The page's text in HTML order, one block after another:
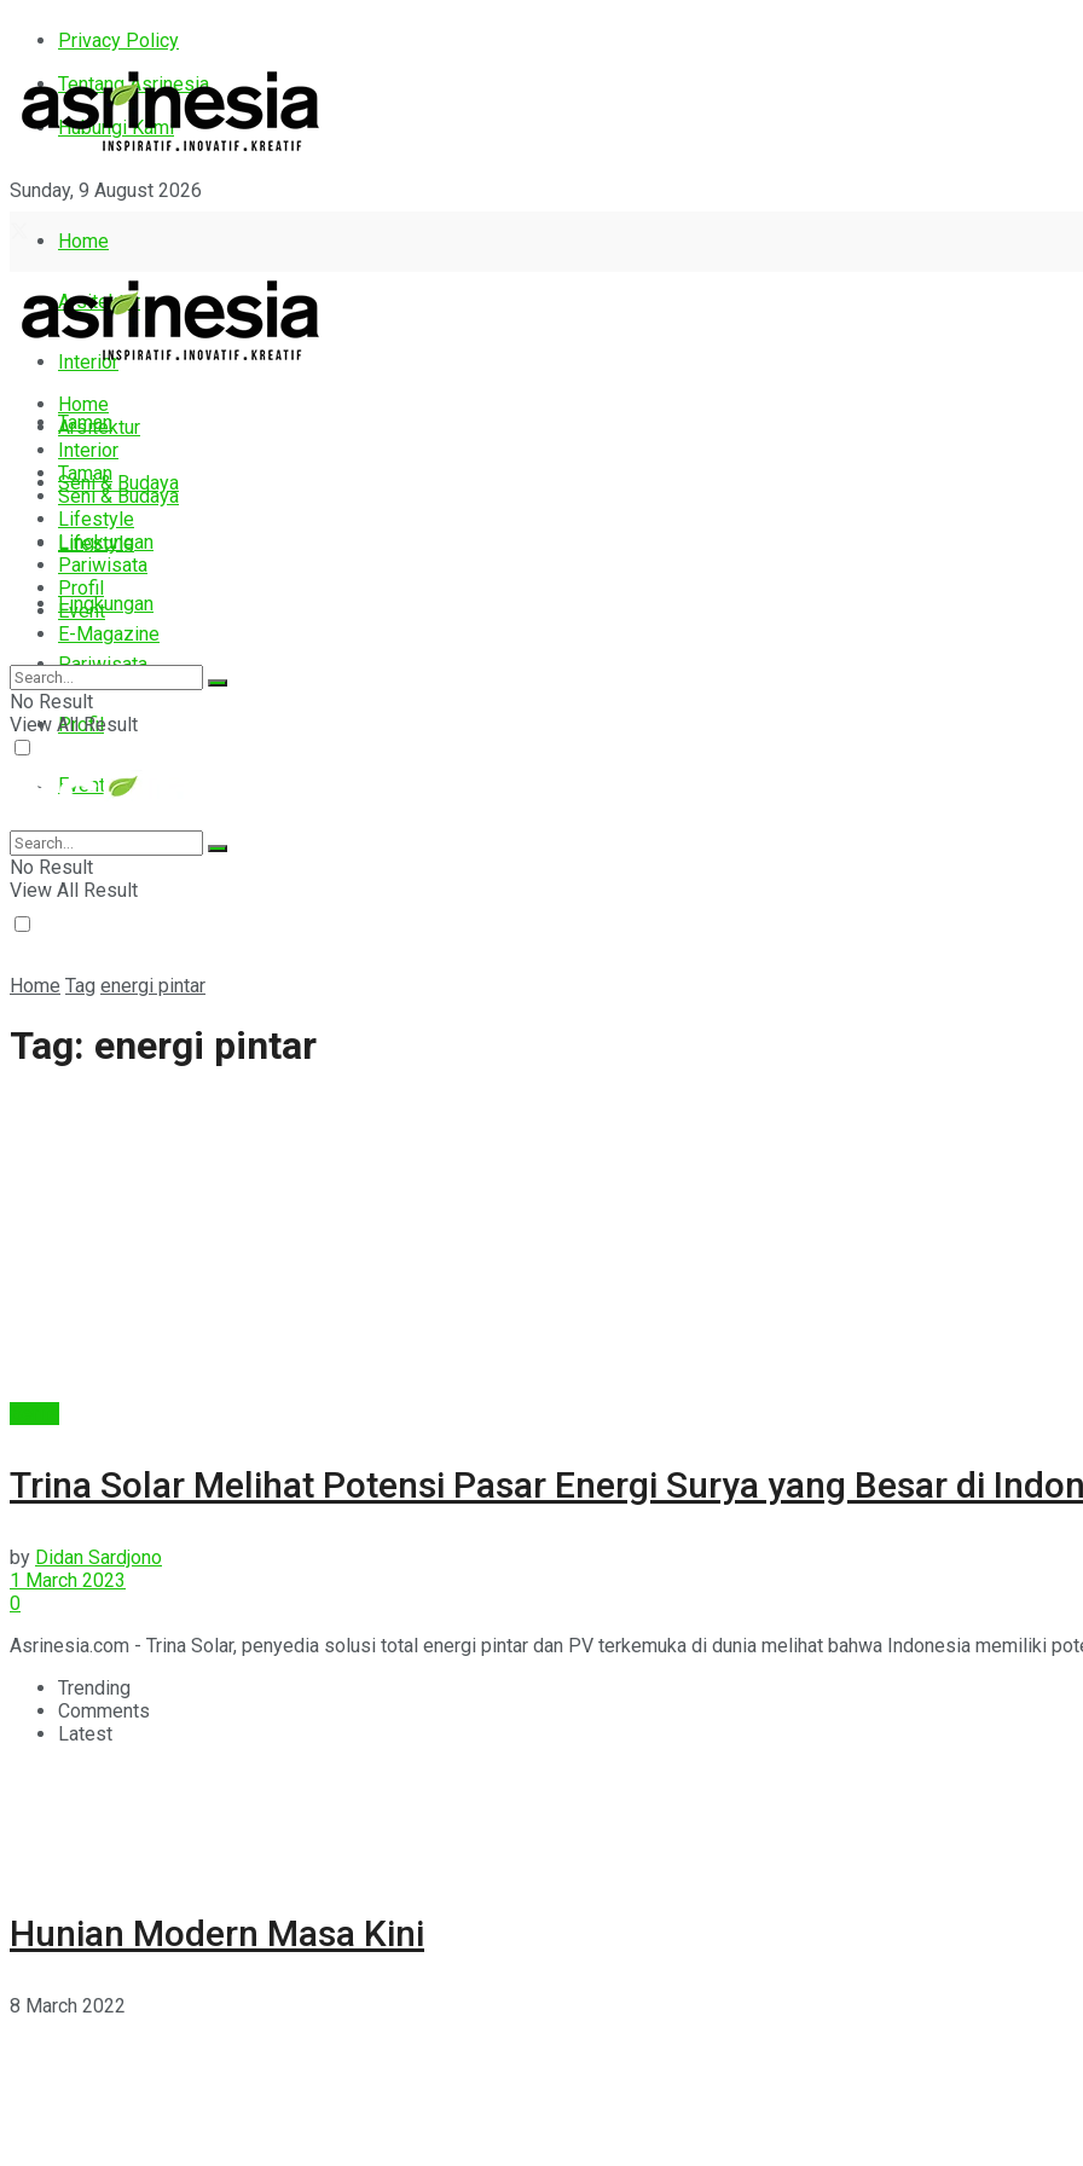
Privacy Policy
Tentang Asrinesia
Hubungi Kami
Sunday, 9 August 2026
Home
Arsitektur
Interior
Taman
Seni & Budaya
Lifestyle
Lingkungan
Pariwisata
Profil
Event
E-Magazine
Home
Arsitektur
Interior
Taman
Seni & Budaya
Lifestyle
Lingkungan
Pariwisata
Profil
Event
E-Magazine
No Result
View All Result
No Result
View All Result
Home Tag energi pintar
Tag: energi pintar
Trina Solar Melihat Potensi Pasar Energi Surya yang Besar di
by Didan Sardjono
1 March 2023
0
Asrinesia.com - Trina Solar, penyedia solusi total energi pintar dan PV terkemuka di dunia melihat bahwa Indonesia memiliki
Trending
Comments
Latest
Hunian Modern Masa Kini
8 March 2022